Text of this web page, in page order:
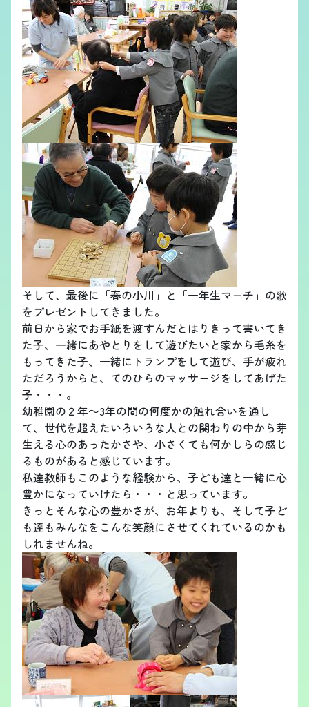
そして、最後に「春の小川」と「一年生マーチ」の歌
をプレゼントしてきました。
前日から家でお手紙を渡すんだとはりきって書いてき
た子、一緒にあやとりをして遊びたいと家から毛糸を
もってきた子、一緒にトランプをして遊び、手が疲れ
ただろうからと、てのひらのマッサージをしてあげた
子・・・。
幼稚園の２年～3年の間の何度かの触れ合いを通し
て、世代を超えたいろいろな人との関わりの中から芽
生える心のあったかさや、小さくても何かしらの感じ
るものがあると感じています。
私達教師もこのような経験から、子ども達と一緒に心
豊かになっていけたら・・・と思っています。
きっとそんな心の豊かさが、お年よりも、そして子ど
も達もみんなをこんな笑顔にさせてくれているのかも
しれませんね。